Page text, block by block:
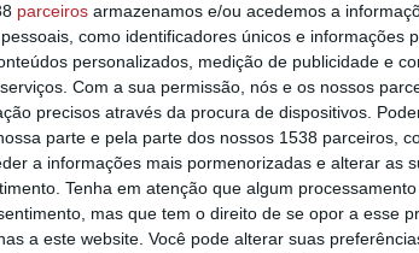
parceiros armazenamos e/ou acedemos a
como identificadores únicos e informações
personalizados, medição de publicidade e
Com a sua permissão, nós e os nossos
precisos através da procura de dispositivos.
parte e pela parte dos nossos 1538 parceiros,
a informações mais pormenorizadas e alterar as
Tenha em atenção que algum
mas que tem o direito de se opor a esse
a este website. Você pode alterar suas
ser desta forma, sem um
desde 29 de outubro, dia
…mas está em recuperação a fazer
depressa voltará aos palcos
à normalidade da vida.
amor para com o Panda e em
vive um momento difícil destes?